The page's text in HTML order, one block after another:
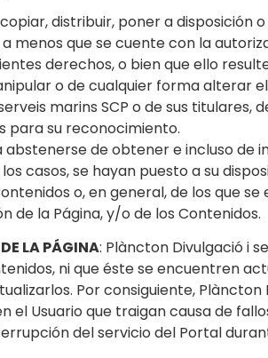
distribuir, poner a
menos que se cuente con la
derechos, o bien que ello
o de cualquier forma alterar
marins SCP o de sus
para su reconocimiento.
abstenerse de obtener e incluso
los casos, se hayan puesto a su
o, en general, de los que
de la Página, y/o de los Contenidos.
LA PÁGINA: Plàncton Divulgació i
ni que éste se encuentren
Por consiguiente,
el Usuario que traigan causa de
del servicio del Portal